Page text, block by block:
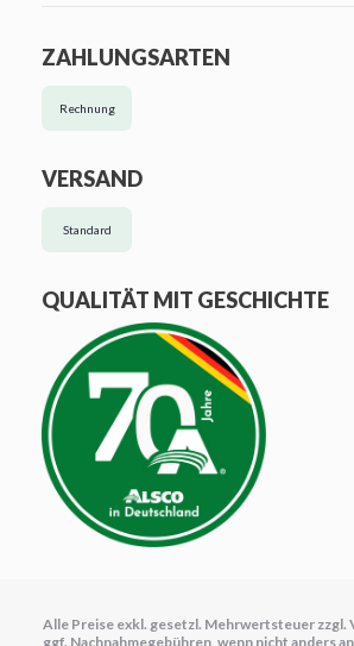
ZAHLUNGSARTEN
Rechnung
VERSAND
Standard
QUALITÄT MIT GESCHICHTE
Alle Preise exkl. gesetzl. Mehrwertsteuer zzgl.
ggf. Nachnahmegebühren, wenn nicht anders